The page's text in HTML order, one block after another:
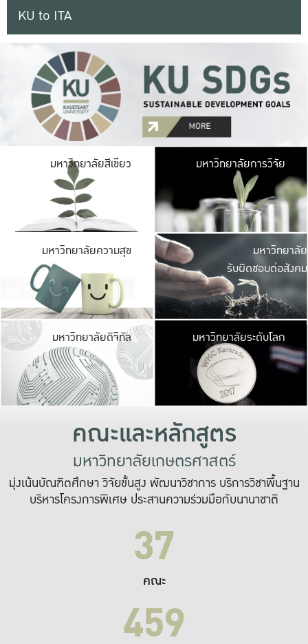
KU to ITA
มหาวิทยาลัยสีเขียว มหาวิ
มีพื้นที่เขียวสดใส
เป็นป่าในเมือง เกษต
มหาวิทยาลัยการวิจัย
มหาวิทยาลัยความสุข มหาวิ
ค
เปิดประ
และพบเรื่องราวใ
มหาวิทยาลัย
รับผิดชอบต่อสังคม
มหาวิทยาลัยดิจิทัล มหาวิ
เปลี่ยนแปลง แล
เพื่อทำง
ระบบสารสนเทศ
มหาวิทยาลัยระดับโลก
คณะและหลักสูตร
มหาวิทยาลัยเกษตรศาสตร์
มุ่งเน้นบัณฑิตศึกษา วิจัยขั้นสูง พัฒนาวิชาการ บริการวิชาพื้นฐาน
บริหารโครงการพิเศษ ประสานความร่วมมือกับนานาชาติ
37
คณะ
459